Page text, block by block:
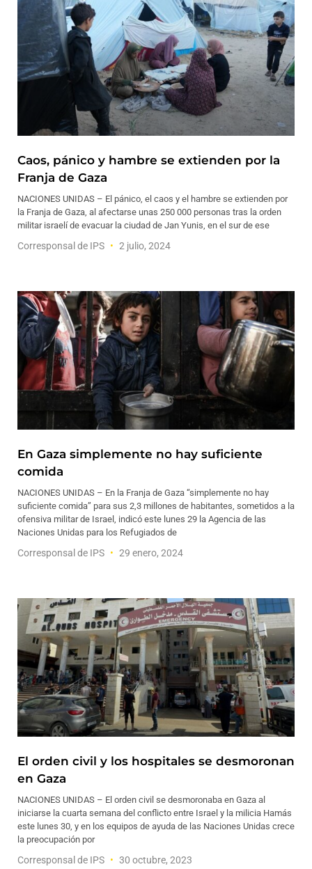
Caos, pánico y hambre se extienden por la
Franja de Gaza
NACIONES UNIDAS – El pánico, el caos y el hambre se extienden por
la Franja de Gaza, al afectarse unas 250 000 personas tras la orden
militar israelí de evacuar la ciudad de Jan Yunis, en el sur de ese
Corresponsal de IPS 2 julio, 2024
En Gaza simplemente no hay suficiente
comida
NACIONES UNIDAS – En la Franja de Gaza “simplemente no hay
suficiente comida” para sus 2,3 millones de habitantes, sometidos a la
ofensiva militar de Israel, indicó este lunes 29 la Agencia de las
Naciones Unidas para los Refugiados de
Corresponsal de IPS 29 enero, 2024
El orden civil y los hospitales se desmoronan
en Gaza
NACIONES UNIDAS – El orden civil se desmoronaba en Gaza al
iniciarse la cuarta semana del conflicto entre Israel y la milicia Hamás
este lunes 30, y en los equipos de ayuda de las Naciones Unidas crece
la preocupación por
Corresponsal de IPS 30 octubre, 2023